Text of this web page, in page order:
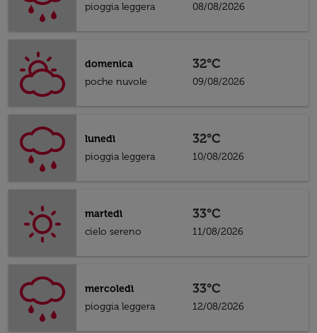
pioggia leggera
08/08/2026
domenica
poche nuvole
32°C
09/08/2026
lunedì
pioggia leggera
32°C
10/08/2026
martedì
cielo sereno
33°C
11/08/2026
mercoledì
pioggia leggera
33°C
12/08/2026